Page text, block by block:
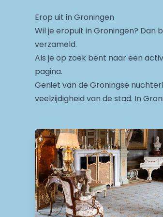
Erop uit in Groningen
Wil je eropuit in Groningen? Dan
verzameld.
Als je op zoek bent naar een
pagina.
Geniet van de Groningse
veelzijdigheid van de stad. In